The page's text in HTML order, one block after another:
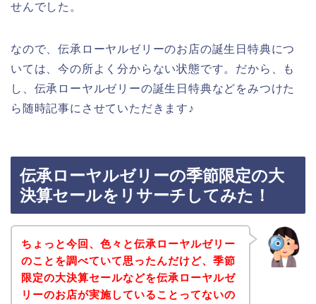
せんでした。
なので、伝承ローヤルゼリーのお店の誕生日特典につ
いては、今の所よく分からない状態です。だから、も
し、伝承ローヤルゼリーの誕生日特典などをみつけた
ら随時記事にさせていただきます♪
伝承ローヤルゼリーの季節限定の大
決算セールをリサーチしてみた！
ちょっと今回、色々と伝承ローヤルゼリー
のことを調べていて思ったんだけど、季節
限定の大決算セールなどを伝承ローヤルゼ
リーのお店が実施していることってないの